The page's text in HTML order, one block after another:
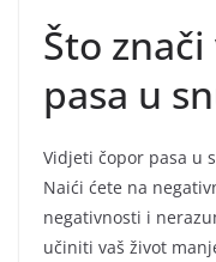
Što
pasa u
Vidjeti čopor pasa u
Naići ćete na
negativnosti i
učiniti vaš život